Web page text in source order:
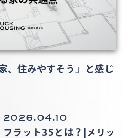
、住みやすそう」と感じ
2026.04.10
フラット35とは？|メリッ